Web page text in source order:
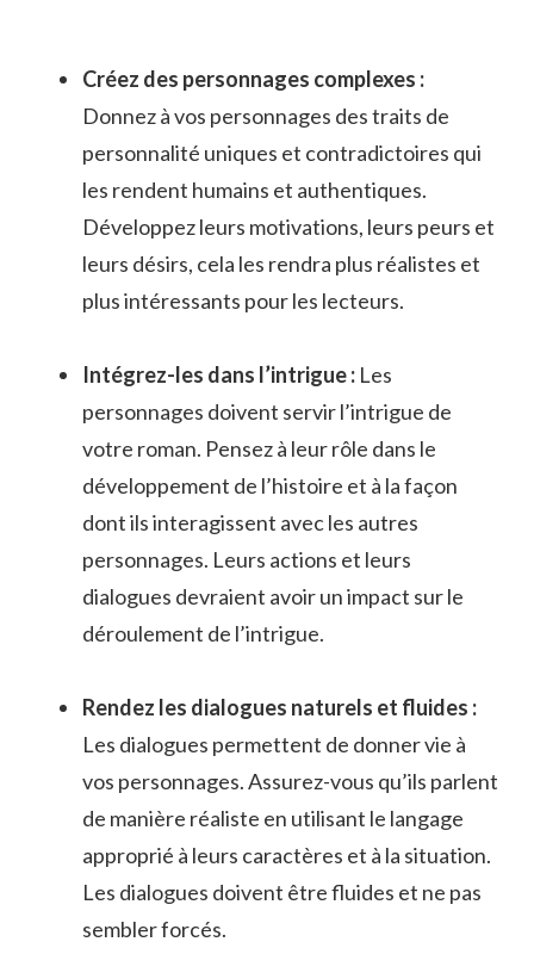
Créez des personnages complexes :
Donnez à ⁣vos personnages des traits de⁢
personnalité uniques et contradictoires qui⁤
les rendent humains et ‍authentiques.
Développez leurs motivations, leurs peurs et
leurs désirs, cela les rendra plus ​réalistes et
plus intéressants​ pour les lecteurs.
Intégrez-les dans​ l’intrigue : ‍Les
personnages‌ doivent⁣ servir l’intrigue de⁢
votre roman. Pensez à leur rôle⁤ dans le
développement ‍de l’histoire⁤ et à la façon
dont⁣ ils interagissent avec les autres
personnages. Leurs actions⁤ et ⁤leurs
dialogues devraient avoir un impact sur le
déroulement de‍ l’intrigue.
Rendez les dialogues naturels ‌et fluides ⁣:
‍Les dialogues‌ permettent de donner vie⁣ à
vos personnages.⁤ Assurez-vous qu’ils parlent‌
de manière réaliste en utilisant le langage
approprié à leurs caractères et à⁣ la situation.
Les dialogues doivent être fluides et ne pas⁢
sembler ​forcés.